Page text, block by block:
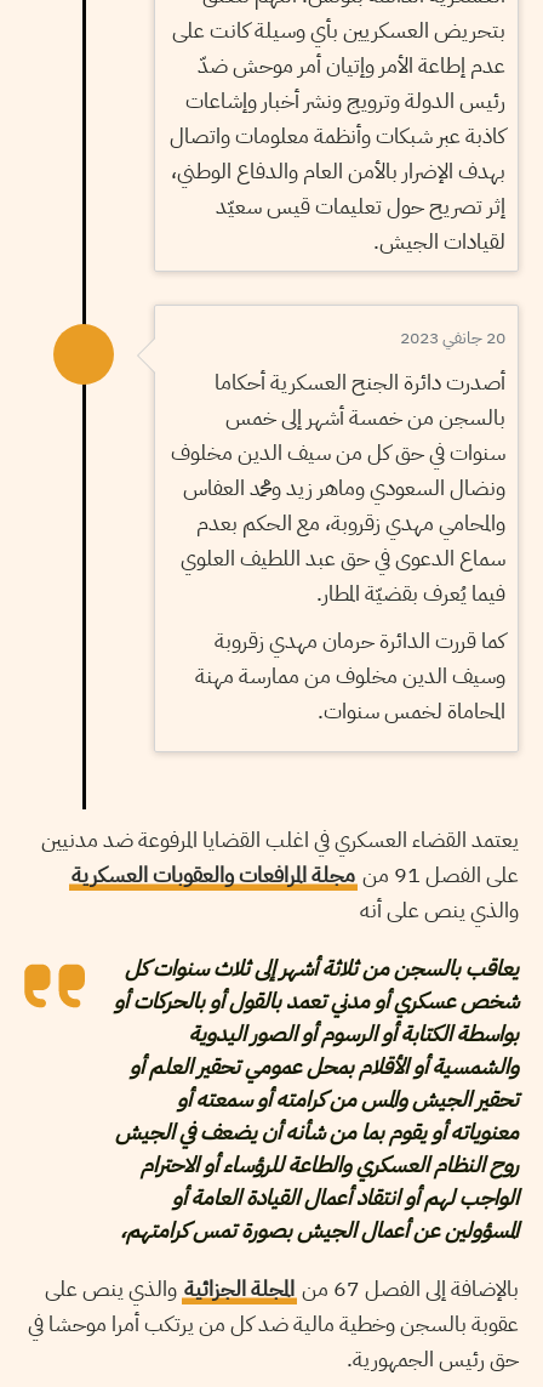
بتحريض العسكريين بأي وسيلة كانت على
عدم إطاعة الأمر وإتيان أمر موحش ضدّ
رئيس الدولة وترويج ونشر أخبار وإشاعات
كاذبة عبر شبكات وأنظمة معلومات واتصال
بهدف الإضرار بالأمن العام والدفاع الوطني،
إثر تصريح حول تعليمات قيس سعيّد
لقيادات الجيش.
20 جانفي 2023
أصدرت دائرة الجنح العسكرية أحكاما
بالسجن من خمسة أشهر إلى خمس
سنوات في حق كل من سيف الدين مخلوف
ونضال السعودي وماهر زيد ومحمد العفاس
والمحامي مهدي زقروبة، مع الحكم بعدم
سماع الدعوى في حق عبد اللطيف العلوي
فيما يُعرف بقضيّة المطار.
كما قررت الدائرة حرمان مهدي زقروبة
وسيف الدين مخلوف من ممارسة مهنة
المحاماة لخمس سنوات.
يعتمد القضاء العسكري في اغلب القضايا المرفوعة ضد مدنيين
على الفصل 91 من
مجلة المرافعات والعقوبات العسكرية
والذي ينص على أنه
يعاقب بالسجن من ثلاثة أشهر إلى ثلاث سنوات كل
شخص عسكري أو مدني تعمد بالقول أو بالحركات أو
بواسطة الكتابة أو الرسوم أو الصور اليدوية
والشمسية أو الأقلام بمحل عمومي تحقير العلم أو
تحقير الجيش والمس من كرامته أو سمعته أو
معنوياته أو يقوم بما من شأنه أن يضعف في الجيش
روح النظام العسكري والطاعة للرؤساء أو الاحترام
الواجب لهم أو انتقاد أعمال القيادة العامة أو
المسؤولين عن أعمال الجيش بصورة تمس كرامتهم،
بالإضافة إلى الفصل 67 من
المجلة الجزائية والذي ينص على
عقوبة بالسجن وخطية مالية ضد كل من يرتكب أمرا موحشا في
حق رئيس الجمهورية.